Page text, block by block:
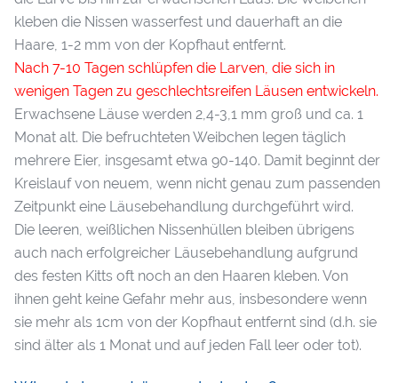
kleben die Nissen wasserfest und dauerhaft an die
Haare, 1-2 mm von der Kopfhaut entfernt.
Nach 7-10 Tagen schlüpfen die Larven, die sich in
wenigen Tagen zu geschlechtsreifen Läusen entwickeln.
Erwachsene Läuse werden 2,4-3,1 mm groß und ca. 1
Monat alt. Die befruchteten Weibchen legen täglich
mehrere Eier, insgesamt etwa 90-140. Damit beginnt der
Kreislauf von neuem, wenn nicht genau zum passenden
Zeitpunkt eine Läusebehandlung durchgeführt wird.
Die leeren, weißlichen Nissenhüllen bleiben übrigens
auch nach erfolgreicher Läusebehandlung aufgrund
des festen Kitts oft noch an den Haaren kleben. Von
ihnen geht keine Gefahr mehr aus, insbesondere wenn
sie mehr als 1cm von der Kopfhaut entfernt sind (d.h. sie
sind älter als 1 Monat und auf jeden Fall leer oder tot).